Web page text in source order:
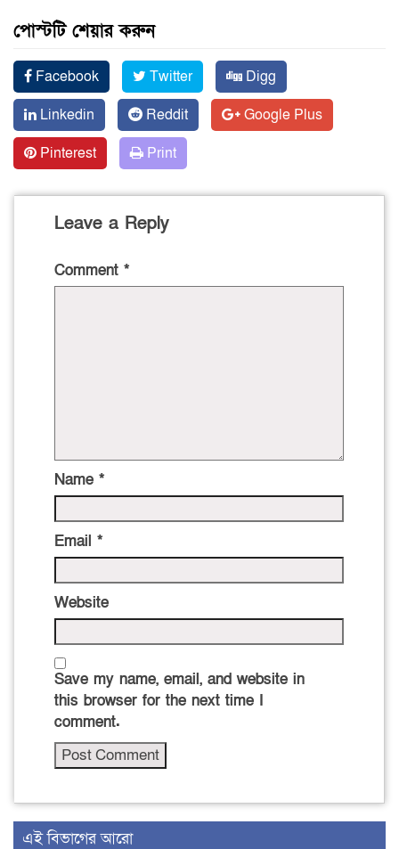
পোস্টটি শেয়ার করুন
Facebook Twitter
Digg
Linkedin
Reddit
Google Plus
Pinterest
Print
Leave a Reply
Comment *
Name *
Email *
Website
Save my name, email, and website in
this browser for the next time I
comment.
এই বিভাগের আরো